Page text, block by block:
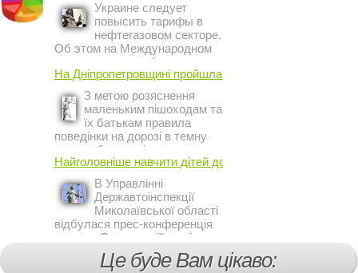
Украине следует
повысить тарифы в
нефтегазовом секторе.
Об этом на Международном
инвестиционном форуме в
Киеве заявил постоянный
представитель МВФ на
Украине Жером Ваше.
На Дніпропетровщині пройшла акція ...
З метою розяснення
маленьким пішоходам та
їх батькам правила
поведінки на дорозі в темну
пору доби, працівники сектору
профілактичної роботи відділу
ДАІ з обслуговування міста
Кривий Ріг провели ...
Найголовніше навчити дітей дотримуватися ...
В Управлінні
Державтоінспекції
Миколаївської області
відбулася прес-конференція
на тему Стан аварійності за
участю, з вини дітей і
пішоходів.Це буде Вам цікаво: